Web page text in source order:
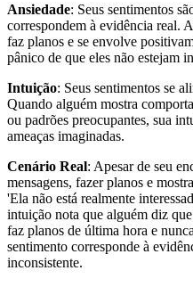
Ansiedade: Seus sentimentos
correspondem à evidência real.
faz planos e se envolve
pânico de que eles não estejam
Intuição: Seus sentimentos se
Quando alguém mostra
ou padrões preocupantes, sua
ameaças imaginadas.
Cenário Real: Apesar de seu
mensagens, fazer planos e
'Ela não está realmente
intuição nota que alguém diz
faz planos de última hora e
sentimento corresponde à
inconsistente.